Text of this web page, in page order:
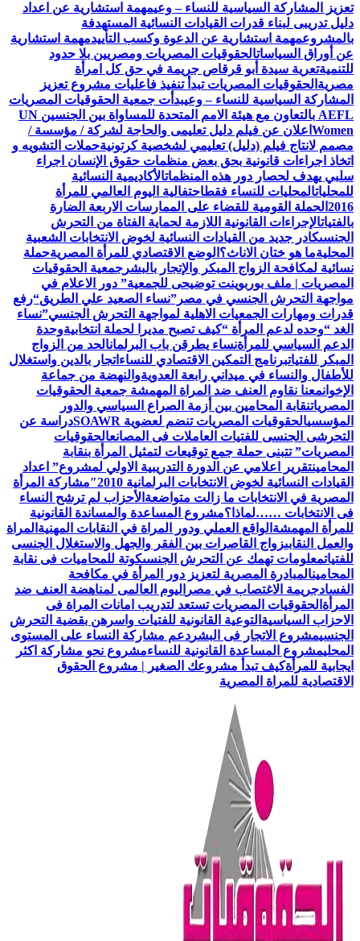
تعزيز المشاركة السياسية للنساء – وعيمهمة استشارية عن اعداد
دليل تدريبى لبناء قدرات القيادات النسائية المستهدفة
بالمشروعمهمة استشارية عن الدعوة وكسب التأييدمهمة استشارية
عن أوراق السياساتالحقوقيات المصريات ومصريين بلا حدود
للتنميةتعرية سيدة أبو قرقاص جريمة في حق كل امرأة
مصرية الحقوقيات المصريات تبدأ تنفيذ فاعليات مشروع تعزيز
المشاركة السياسية للنساء – وعيبدأت جمعية الحقوقيات المصريات
AEFL بالتعاون مع هيئة الامم المتحدة للمساواة بين الجنسين UN
Women اعلان عن فيلم دليل تعليمى والحاجة لشركة / مؤسسة /
مصمم لانتاج فيلم (دليل) تعليمي لشخصية كرتونيةحملات التشويه و
اتخاذ اجراءات قانونية بحق بعض منظمات حقوق الإنسان اجراء
سلبي يهدف لحصار دور هذه المنظماتالأكاديمية النسائية
للمحلياتالمحليات للنساء فقطاحتفالية اليوم العالمي للمرأة
2016 الحملة القومية للقضاء على الممارسات الاربعة الضارة
بالفتياتالإجراءات القانونية اللازمة لحماية الفتاة من التحرش
الجنسىكادر جديد من القيادات النسائية لخوض الانتخابات الشعبية
المحليةما هو ختان الاناث؟ الوضع الاقتصادي للمرأة المصريةحملة
نسائية لمكافحة الزواج المبكر والإتجار بالبشر جمعية الحقوقيات
المصريات | ملف بوربوينت توضيحى للجمعية” دور الاعلام في
مواجهة التحرش الجنسي في مصر”نساء الصعيد علي الطريق“رفع
قدرات ومهارات الجمعيات الاهلية لمواجهة التحرش الجنسي”نساء
الغد “وحده لدعم المرأة “كيف تصبح مديرا لحملة انتخابيةوحدة
الدعم السياسي للمرأةنساء يطرقن باب البرلمانالحد من الزواج
المبكر للفتياتبرنامج التمكين الاقتصادي للنساء اتجار بالدين واستغلال
للأطفال والنساء في ميداني رابعة العدويةوالنهضة من جماعة
الإخوانمعنا نقاوم العنف ضد المراة المهمشة جمعية الحقوقيات
المصرياتنقابة المحامين بين أزمة الصراع السياسي والدور
المؤسسيالحقوقيات المصريات تنضم لعضوية SOAWR
دراسة عن
التحرشى الجنسى للفتيات العاملات فى المصانعالحقوقيات
المصريات” تتبنى حملة جمع توقيعات لتمثيل المرأة بنقابة
المحامينتقرير اعلامي عن الدورة التدريبية الاولي لمشروع” اعداد
القيادات النسائية لخوض الانتخابات البرلمانية 2010″
مشاركة المرأة
المصرية في الانتخابات ما زالت متواضعة الأحزاب لم ترشح النساء
فى الانتخابات ……لماذا؟مشروع المساعدة والمساندة القانونية
للمرأة المهمشة الواقع العملي ودور المراة في النقابات المهنية المراة
والعمل النقابىزواج القاصرات بين الفقر والجهل والاستغلال الجنسى
للفتياتمعلومات تهمك عن التحرش الجنسىكوتة للمحاميات فى نقابة
المحامينالمبادرة المصرية لتعزيز دور المرأة في مكافحة
الفسادجريمة الاغتصاب في مصر اليوم العالمى لمناهضة العنف ضد
المرأة الحقوقيات المصريات تستعد لتدريب امانات المراة فى
الاحزاب السياسية التوعية القانونية للفتيات واسرهن بقضية التحرش
الجنسيمشروع الاتجار فى البشر دعم مشاركة النساء على المستوى
المحليمشروع المساعدة القانونية للنساءمشروع نحو مشاركة اكثر
ايجابية للمرأةكيف تبدأ مشروعك الصغير | مشروع الحقوق
الاقتصادية للمراة المصرية